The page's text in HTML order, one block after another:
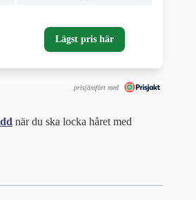
Lägst pris här
prisjämfört med
när du ska locka håret med